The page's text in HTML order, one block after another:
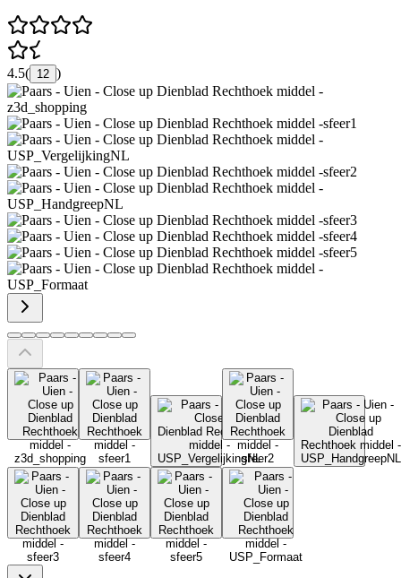
4.5( 12 )